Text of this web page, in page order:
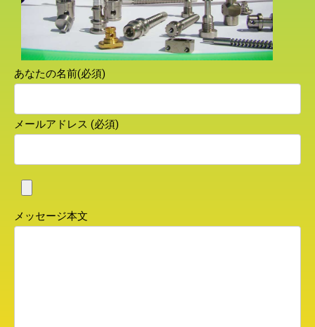
あなたの名前(必須)
メールアドレス (必須)
メッセージ本文